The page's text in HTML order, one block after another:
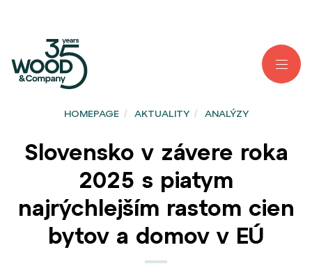
HOMEPAGE / AKTUALITY / ANALÝZY
Slovensko v závere roka
2025 s piatym
najrýchlejším rastom cien
bytov a domov v EÚ